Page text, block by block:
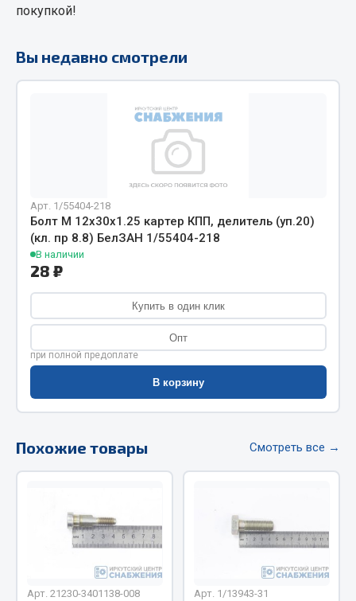
Весь раздел
Соединительные элементы
Адаптеры и переходники
Трубки, муфты, гайки
Угольники
Фитинги
Штуцеры
Весь раздел
Инструмент
Автомобильный инструмент
Крепежный инструмент
Режущий инструмент
Слесарный инструмент
Столярный инструмент
Показать ещё
покупкой!
Вы недавно смотрели
Арт. 1/55404-218
Болт М 12х30х1.25 картер КПП, делитель (уп.20)
(кл. пр 8.8) БелЗАН 1/55404-218
В наличии
28 ₽
Купить в один клик
Опт
при полной предоплате
В корзину
Похожие товары Смотреть все →
Арт. 21230-3401138-008 Арт. 1/13943-31